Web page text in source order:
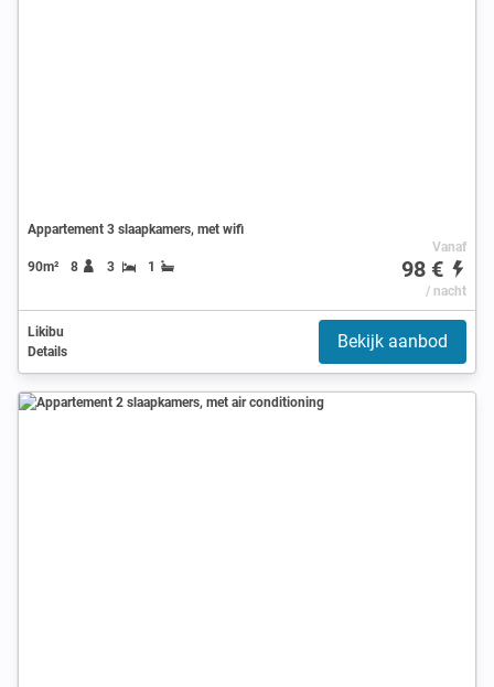
Appartement 3 slaapkamers, met wifi
90m² 8 3 1
Vanaf
98 €
/ nacht
Likibu
Details
Bekijk aanbod